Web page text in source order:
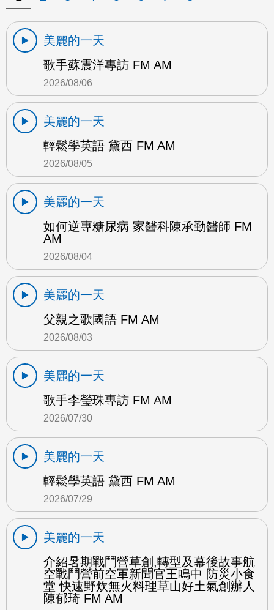
美麗的一天
歌手蘇震洋專訪 FM AM
2026/08/06
美麗的一天
輕鬆學英語 黛西 FM AM
2026/08/05
美麗的一天
如何逆專糖尿病 家醫科陳承勤醫師 FM
AM
2026/08/04
美麗的一天
父親之歌國語 FM AM
2026/08/03
美麗的一天
歌手李瑩珠專訪 FM AM
2026/07/30
美麗的一天
輕鬆學英語 黛西 FM AM
2026/07/29
美麗的一天
介紹暑期戰鬥營草創,轉型及幕後故事航
空戰鬥營前空軍新聞官王鳴中 防災小食
堂 快速野炊無火料理草山好土氣創辦人
陳郁琦 FM AM